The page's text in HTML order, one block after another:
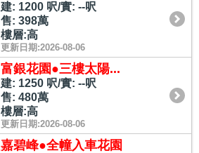
建: 1200 呎/實: --呎
售: 398萬
樓層:高
更新日期:2026-08-06
富銀花園●三樓太陽...
建: 1250 呎/實: --呎
售: 480萬
樓層:高
更新日期:2026-08-06
嘉碧峰●全幢入車花園